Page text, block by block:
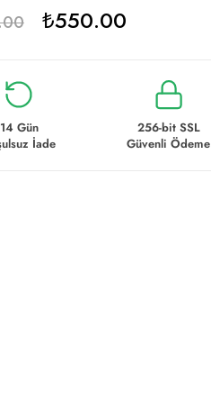
₺550.00
14 Gün
İade
256-bit SSL
Güvenli Ödeme